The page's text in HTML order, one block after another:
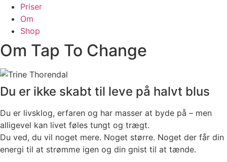
Priser
Om
Shop
Om Tap To Change
Du er ikke skabt til leve på halvt blus
Du er livsklog, erfaren og har masser at byde på – men
alligevel kan livet føles tungt og trægt.
Du ved, du vil noget mere. Noget større. Noget der får din
energi til at strømme igen og din gnist til at tænde.